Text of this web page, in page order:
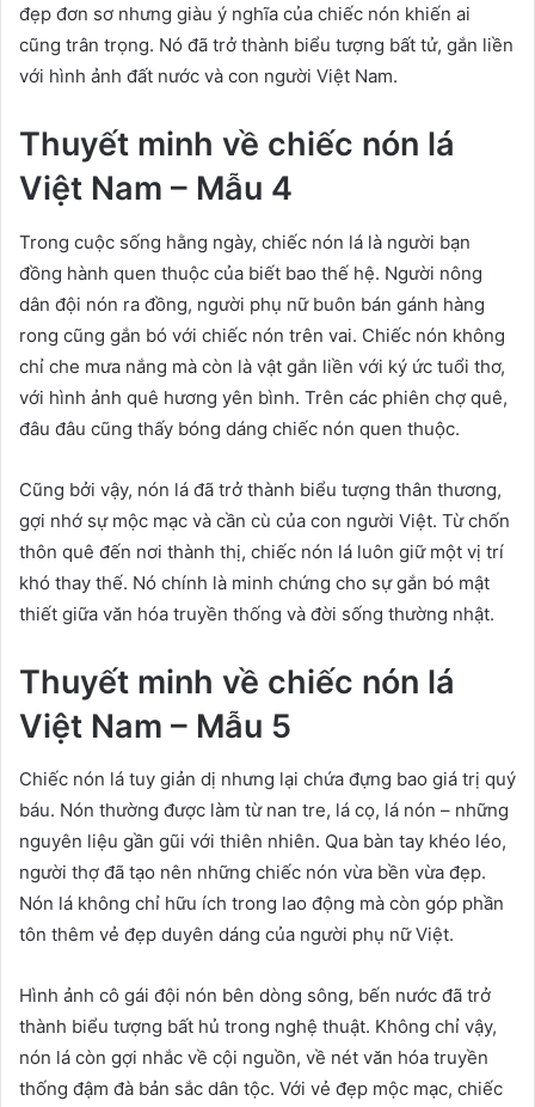
đẹp đơn sơ nhưng giàu ý nghĩa của chiếc nón khiến ai
cũng trân trọng. Nó đã trở thành biểu tượng bất tử, gắn liền
với hình ảnh đất nước và con người Việt Nam.
Thuyết minh về chiếc nón lá
Việt Nam – Mẫu 4
Trong cuộc sống hằng ngày, chiếc nón lá là người bạn
đồng hành quen thuộc của biết bao thế hệ. Người nông
dân đội nón ra đồng, người phụ nữ buôn bán gánh hàng
rong cũng gắn bó với chiếc nón trên vai. Chiếc nón không
chỉ che mưa nắng mà còn là vật gắn liền với ký ức tuổi thơ,
với hình ảnh quê hương yên bình. Trên các phiên chợ quê,
đâu đâu cũng thấy bóng dáng chiếc nón quen thuộc.
Cũng bởi vậy, nón lá đã trở thành biểu tượng thân thương,
gợi nhớ sự mộc mạc và cần cù của con người Việt. Từ chốn
thôn quê đến nơi thành thị, chiếc nón lá luôn giữ một vị trí
khó thay thế. Nó chính là minh chứng cho sự gắn bó mật
thiết giữa văn hóa truyền thống và đời sống thường nhật.
Thuyết minh về chiếc nón lá
Việt Nam – Mẫu 5
Chiếc nón lá tuy giản dị nhưng lại chứa đựng bao giá trị quý
báu. Nón thường được làm từ nan tre, lá cọ, lá nón – những
nguyên liệu gần gũi với thiên nhiên. Qua bàn tay khéo léo,
người thợ đã tạo nên những chiếc nón vừa bền vừa đẹp.
Nón lá không chỉ hữu ích trong lao động mà còn góp phần
tôn thêm vẻ đẹp duyên dáng của người phụ nữ Việt.
Hình ảnh cô gái đội nón bên dòng sông, bến nước đã trở
thành biểu tượng bất hủ trong nghệ thuật. Không chỉ vậy,
nón lá còn gợi nhắc về cội nguồn, về nét văn hóa truyền
thống đậm đà bản sắc dân tộc. Với vẻ đẹp mộc mạc, chiếc